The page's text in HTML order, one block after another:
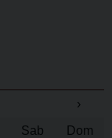
›
Sab Dom